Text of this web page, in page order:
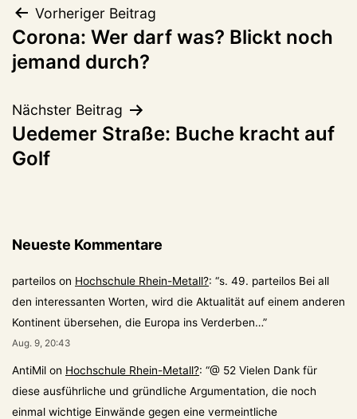
Beitragsnavigation
Vorheriger Beitrag
Corona: Wer darf was? Blickt noch
jemand durch?
Nächster Beitrag
Uedemer Straße: Buche kracht auf
Golf
Neueste Kommentare
parteilos on Hochschule Rhein-Metall?: “s. 49. parteilos Bei all
den interessanten Worten, wird die Aktualität auf einem anderen
Kontinent übersehen, die Europa ins Verderben…”
Aug. 9, 20:43
AntiMil on Hochschule Rhein-Metall?: “@ 52 Vielen Dank für
diese ausführliche und gründliche Argumentation, die noch
einmal wichtige Einwände gegen eine vermeintliche